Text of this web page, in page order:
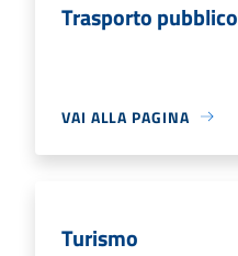
Trasporto pubblico
VAI ALLA PAGINA
Turismo